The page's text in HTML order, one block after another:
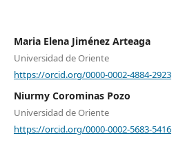
Maria Elena Jiménez Arteaga
Universidad de Oriente
https://orcid.org/0000-0002-4884-2923
Niurmy Corominas Pozo
Universidad de Oriente
https://orcid.org/0000-0002-5683-5416